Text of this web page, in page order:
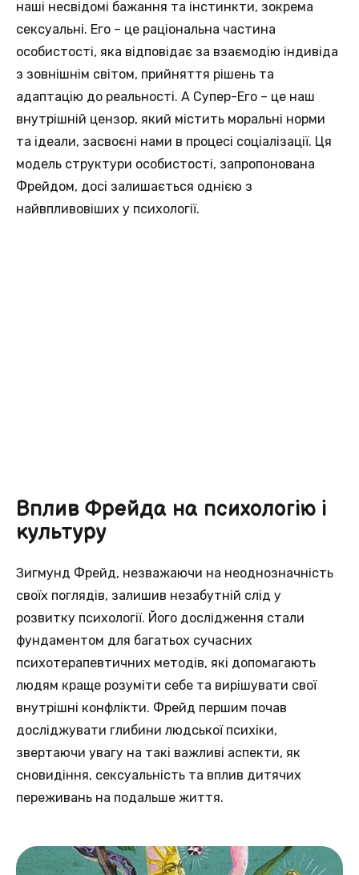
наші несвідомі бажання та інстинкти, зокрема
сексуальні. Его – це раціональна частина
особистості, яка відповідає за взаємодію індивіда
з зовнішнім світом, прийняття рішень та
адаптацію до реальності. А Супер-Его – це наш
внутрішній цензор, який містить моральні норми
та ідеали, засвоєні нами в процесі соціалізації. Ця
модель структури особистості, запропонована
Фрейдом, досі залишається однією з
найвпливовіших у психології.
Вплив Фрейда на психологію і
культуру
Зигмунд Фрейд, незважаючи на неоднозначність
своїх поглядів, залишив незабутній слід у
розвитку психології. Його дослідження стали
фундаментом для багатьох сучасних
психотерапевтичних методів, які допомагають
людям краще розуміти себе та вирішувати свої
внутрішні конфлікти. Фрейд першим почав
досліджувати глибини людської психіки,
звертаючи увагу на такі важливі аспекти, як
сновидіння, сексуальність та вплив дитячих
переживань на подальше життя.